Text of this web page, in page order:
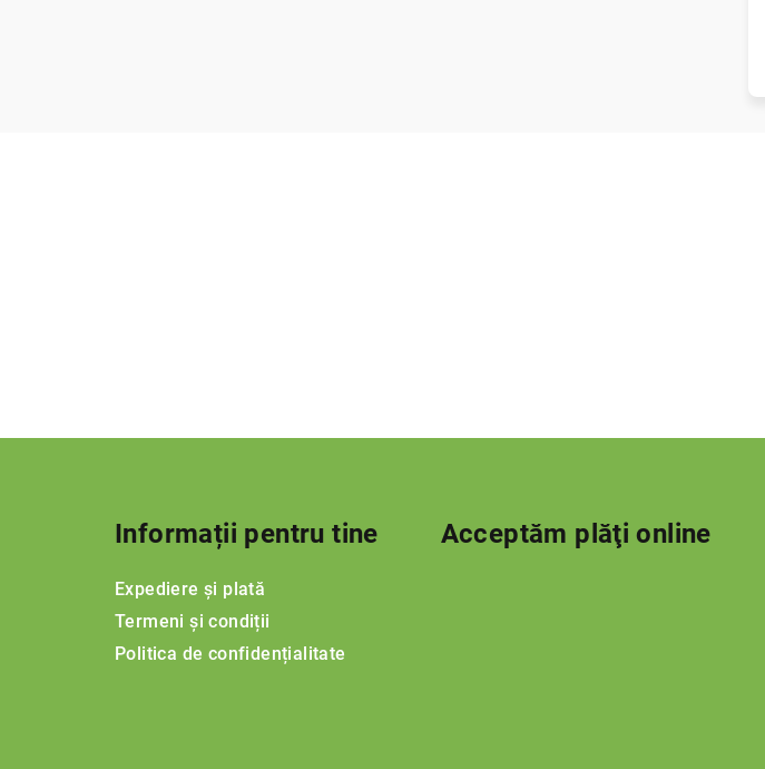
Informații pentru tine
Expediere și plată
Termeni și condiții
Politica de confidențialitate
Acceptăm plăţi online